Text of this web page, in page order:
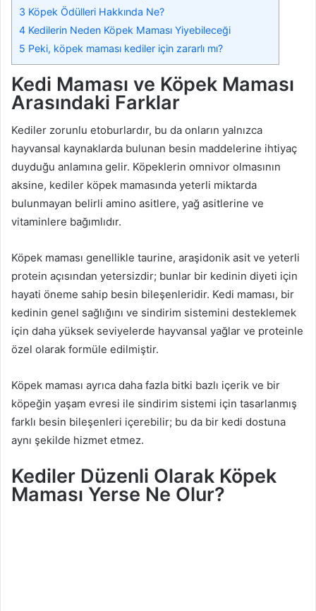
3 Köpek Ödülleri Hakkında Ne?
4 Kedilerin Neden Köpek Maması Yiyebileceği
5 Peki, köpek maması kediler için zararlı mı?
Kedi Maması ve Köpek Maması
Arasındaki Farklar
Kediler zorunlu etoburlardır, bu da onların yalnızca
hayvansal kaynaklarda bulunan besin maddelerine ihtiyaç
duyduğu anlamına gelir. Köpeklerin omnivor olmasının
aksine, kediler köpek mamasında yeterli miktarda
bulunmayan belirli amino asitlere, yağ asitlerine ve
vitaminlere bağımlıdır.
Köpek maması genellikle taurine, araşidonik asit ve yeterli
protein açısından yetersizdir; bunlar bir kedinin diyeti için
hayati öneme sahip besin bileşenleridir. Kedi maması, bir
kedinin genel sağlığını ve sindirim sistemini desteklemek
için daha yüksek seviyelerde hayvansal yağlar ve proteinle
özel olarak formüle edilmiştir.
Köpek maması ayrıca daha fazla bitki bazlı içerik ve bir
köpeğin yaşam evresi ile sindirim sistemi için tasarlanmış
farklı besin bileşenleri içerebilir; bu da bir kedi dostuna
aynı şekilde hizmet etmez.
Kediler Düzenli Olarak Köpek
Maması Yerse Ne Olur?